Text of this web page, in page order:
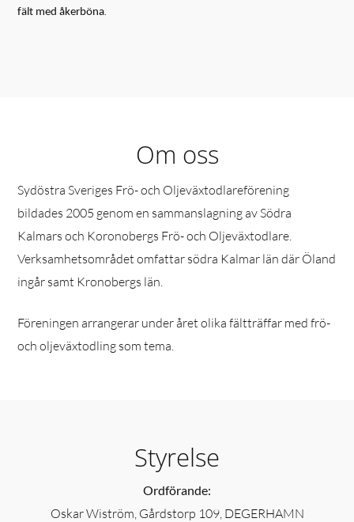
fält med åkerböna.
Om oss
Sydöstra Sveriges Frö- och Oljeväxtodlareförening
bildades 2005 genom en sammanslagning av Södra
Kalmars och Koronobergs Frö- och Oljeväxtodlare.
Verksamhetsområdet omfattar södra Kalmar län där Öland
ingår samt Kronobergs län.
Föreningen arrangerar under året olika fältträffar med frö-
och oljeväxtodling som tema.
Styrelse
Ordförande:
Oskar Wiström, Gårdstorp 109, DEGERHAMN